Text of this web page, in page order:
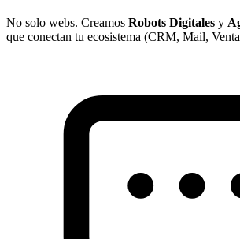
No solo webs. Creamos Robots Digitales y
que conectan tu ecosistema (CRM, Mail,